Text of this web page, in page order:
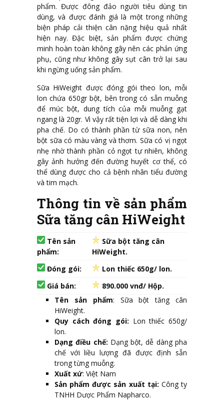
phẩm. Được đông đảo người tiêu dùng tin
dùng, và được đánh giá là một trong những
biện pháp cải thiện cân nặng hiệu quả nhất
hiện nay. Đặc biệt, sản phẩm được chứng
minh hoàn toàn không gây nên các phản ứng
phụ, cũng như không gây sụt cân trở lại sau
khi ngừng uống sản phẩm.
Sữa HiWeight được đóng gói theo lon, mỗi
lon chứa 650gr bột, bên trong có sẵn muỗng
để múc bột, dung tích của mỗi muỗng gạt
ngang là 20gr. Vì vậy rất tiện lợi và dễ dàng khi
pha chế. Do có thành phần từ sữa non, nên
bột sữa có màu vàng và thơm. Sữa có vị ngọt
nhẹ nhờ thành phần cỏ ngọt tự nhiên, không
gây ảnh hưởng đến đường huyết cơ thể, có
thể dùng được cho cả bệnh nhân tiểu đường
và tim mạch.
Thông tin về sản phẩm
Sữa tăng cân HiWeight
Tên sản
phẩm:
Sữa bột tăng cân
HiWeight.
Đóng gói:
Lon thiếc 650g/ lon.
Giá bán:
890.000 vnđ/ Hộp.
Tên sản phẩm: Sữa bột tăng cân
HiWeight.
Quy cách đóng gói: Lon thiếc 650g/
lon.
Dạng điều chế: Dạng bột, dễ dàng pha
chế với liều lượng đã được định sẵn
trong từng muỗng.
Xuất xứ: Việt Nam
Sản phẩm được sản xuất tại: Công ty
TNHH Dược Phẩm Napharco.